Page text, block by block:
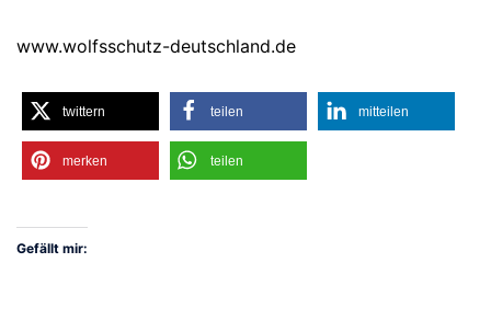
www.wolfsschutz-deutschland.de
twittern teilen mitteilen
merken teilen
Gefällt mir: